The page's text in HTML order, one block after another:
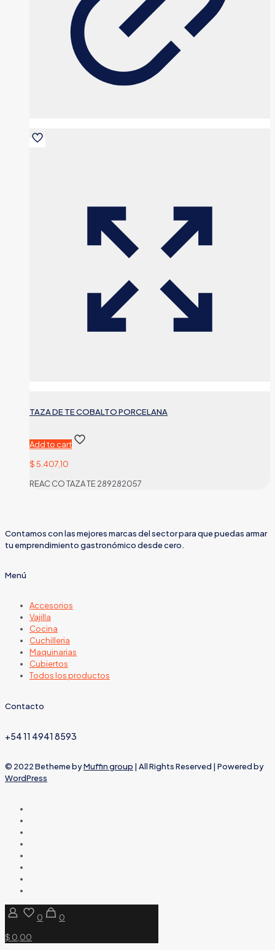
TAZA DE TE COBALTO PORCELANA
Add to cart
$5.407,10
REAC CO TAZA TE 289282057
Contamos con las mejores marcas del sector para que puedas armar
tu emprendimiento gastronómico desde cero.
Menú
Accesorios
Vajilla
Cocina
Cuchilleria
Maquinarias
Cubiertos
Todos los productos
Contacto
+54 11 4941 8593
© 2022 Betheme byMuffin group | All Rights Reserved | Powered by
WordPress
0
0
$ 0,00